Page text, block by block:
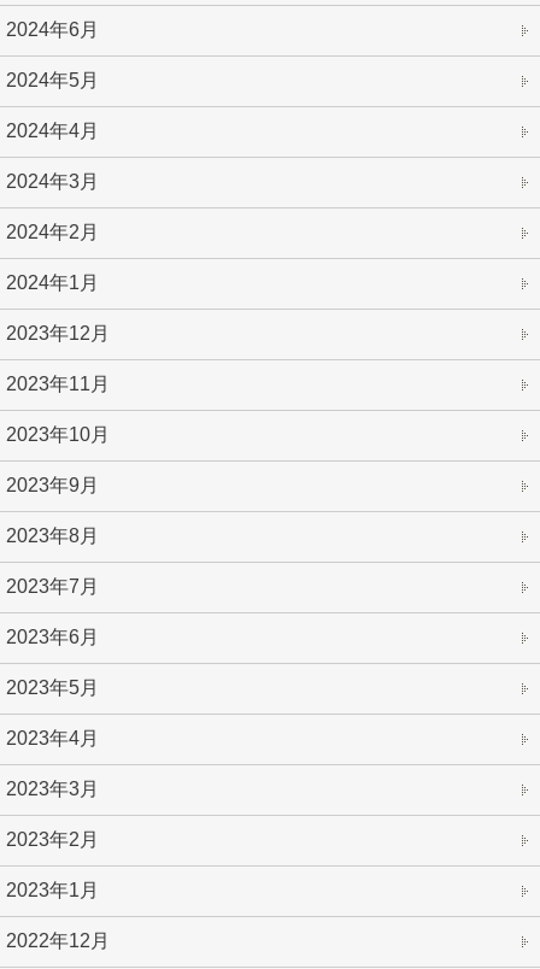
2024年6月
2024年5月
2024年4月
2024年3月
2024年2月
2024年1月
2023年12月
2023年11月
2023年10月
2023年9月
2023年8月
2023年7月
2023年6月
2023年5月
2023年4月
2023年3月
2023年2月
2023年1月
2022年12月